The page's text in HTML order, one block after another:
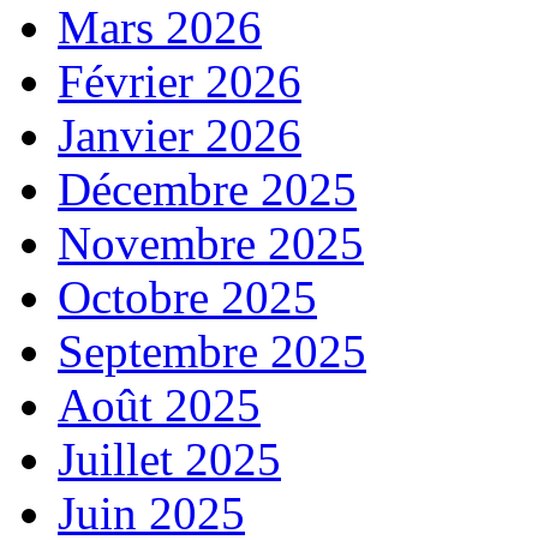
Mars 2026
Février 2026
Janvier 2026
Décembre 2025
Novembre 2025
Octobre 2025
Septembre 2025
Août 2025
Juillet 2025
Juin 2025